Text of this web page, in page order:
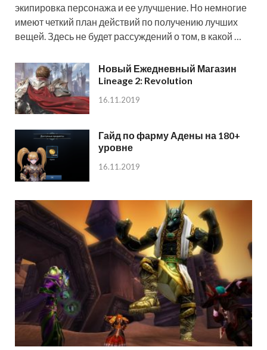
экипировка персонажа и ее улучшение. Но немногие
имеют четкий план действий по получению лучших
вещей. Здесь не будет рассуждений о том, в какой …
Новый Ежедневный Магазин
Lineage 2: Revolution
16.11.2019
Гайд по фарму Адены на 180+
уровне
16.11.2019